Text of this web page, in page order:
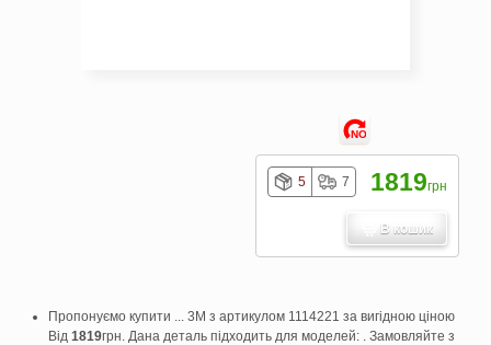
Пропонуємо купити ... 3M з артикулом 1114221 за вигідною ціною
Від 1819грн. Дана деталь підходить для моделей: . Замовляйте з
NO
5 7 1819грн
В кошик